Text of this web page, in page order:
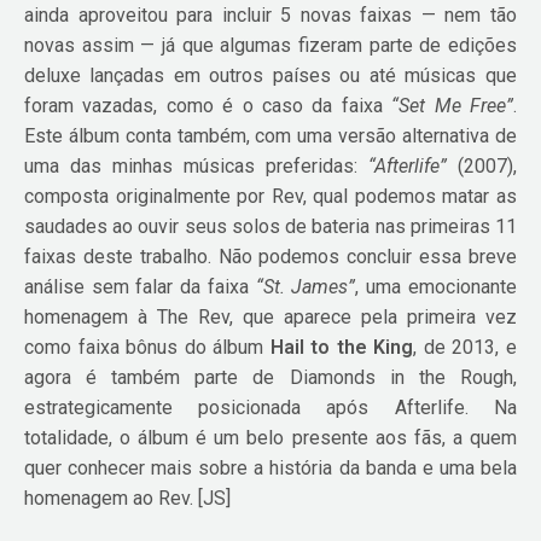
ainda aproveitou para incluir 5 novas faixas — nem tão
novas assim — já que algumas fizeram parte de edições
deluxe lançadas em outros países ou até músicas que
foram vazadas, como é o caso da faixa “Set Me Free”.
Este álbum conta também, com uma versão alternativa de
uma das minhas músicas preferidas: “Afterlife”(2007),
composta originalmente por Rev, qual podemos matar as
saudades ao ouvir seus solos de bateria nas primeiras 11
faixas deste trabalho. Não podemos concluir essa breve
análise sem falar da faixa “St. James”, uma emocionante
homenagem à The Rev, que aparece pela primeira vez
como faixa bônus do álbum Hail to the King, de 2013, e
agora é também parte de Diamonds in the Rough,
estrategicamente posicionada após Afterlife. Na
totalidade, o álbum é um belo presente aos fãs, a quem
quer conhecer mais sobre a história da banda e uma bela
homenagem ao Rev. [JS]